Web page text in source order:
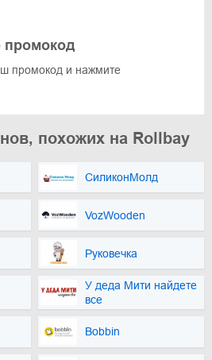
промокод
промокод и нажмите
похожих на Rollbay
СиликонМолд
VozWooden
Руковечка
У деда Мити найдете
все
Bobbin